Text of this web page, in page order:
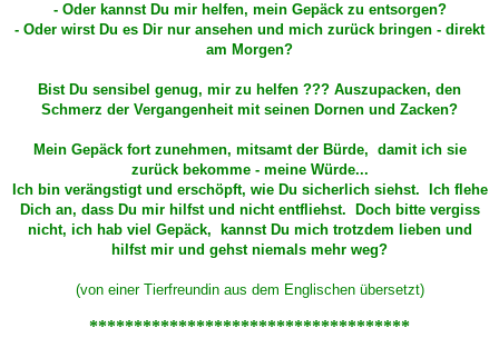
- Oder kannst Du mir helfen, mein Gepäck zu entsorgen?
- Oder wirst Du es Dir nur ansehen und mich zurück bringen - direkt
am Morgen?
Bist Du sensibel genug, mir zu helfen ??? Auszupacken, den
Schmerz der Vergangenheit mit seinen Dornen und Zacken?
Mein Gepäck fort zunehmen, mitsamt der Bürde, damit ich sie
zurück bekomme - meine Würde...
Ich bin verängstigt und erschöpft, wie Du sicherlich siehst. Ich flehe
Dich an, dass Du mir hilfst und nicht entfliehst. Doch bitte vergiss
nicht, ich hab viel Gepäck, kannst Du mich trotzdem lieben und
hilfst mir und gehst niemals mehr weg?
(von einer Tierfreundin aus dem Englischen übersetzt)
************************************